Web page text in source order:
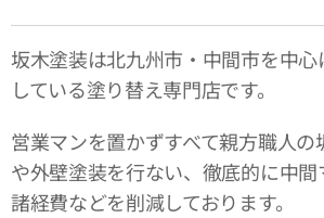
坂木塗装は北九州市・中間市を中
している塗り替え専門店です。
営業マンを置かずすべて親方職人
や外壁塗装を行ない、徹底的に中
諸経費などを削減しております。